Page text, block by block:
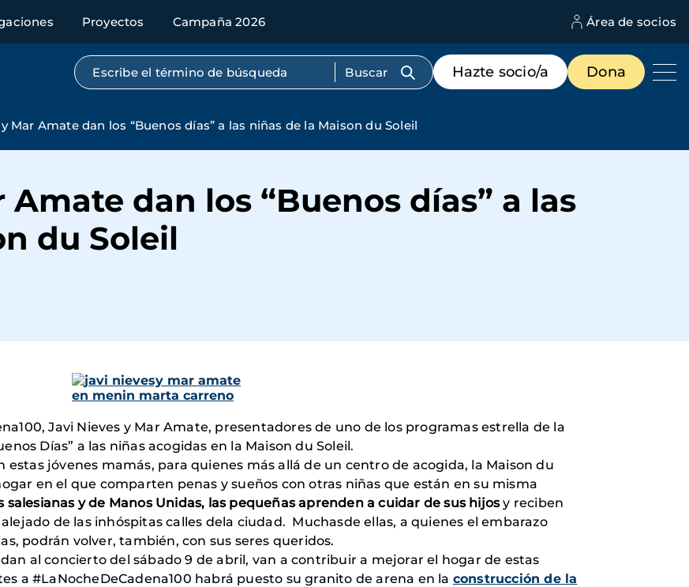
Proyectos Campaña 2026 Área de socios
Búsqueda por texto completo
Menú
de
destacados
Hazte socio/a Dona
Mar Amate dan los “Buenos días” a las niñas de la Maison du Soleil
Amate dan los “Buenos días” a las
du Soleil
Javi Nieves y Mar Amate, presentadores de uno de los programas estrella de la
Días” a las niñas acogidas en la Maison du Soleil.
jóvenes mamás, para quienes más allá de un centro de acogida, la Maison du
en el que comparten penas y sueños con otras niñas que están en su misma
salesianas y de Manos Unidas, las pequeñas aprenden a cuidar de sus hijosy reciben
de las inhóspitas calles dela ciudad. Muchasde ellas, a quienes el embarazo
podrán volver, también, con sus seres queridos.
al concierto del sábado 9 de abril, van a contribuir a mejorar el hogar de estas
a #LaNocheDeCadena100 habrá puesto su granito de arena en la construcción de la